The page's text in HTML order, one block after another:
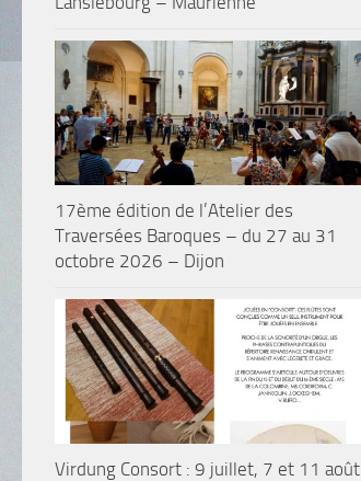
17ème édition de l’Atelier des
Traversées Baroques – du 27 au 31
octobre 2026 – Dijon
Virdung Consort : 9 juillet, 7 et 11 août